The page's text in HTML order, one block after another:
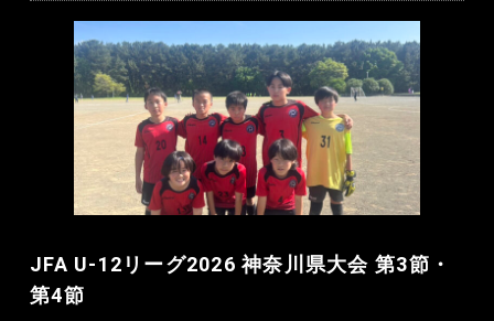
JFA U-12リーグ2026 神奈川県大会 第3節・
第4節